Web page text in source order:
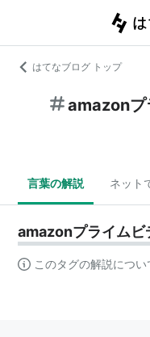
はてなブログ トップ
amazonプ
言葉の解説 ネット
amazonプライムビ
このタグの解説につい